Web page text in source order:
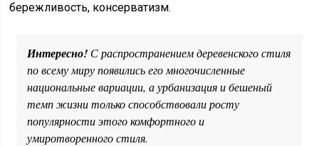
бережливость, консерватизм.
Интересно! С распространением деревенского стиля
по всему миру появились его многочисленные
национальные вариации, а урбанизация и бешеный
темп жизни только способствовали росту
популярности этого комфортного и
умиротворенного стиля.